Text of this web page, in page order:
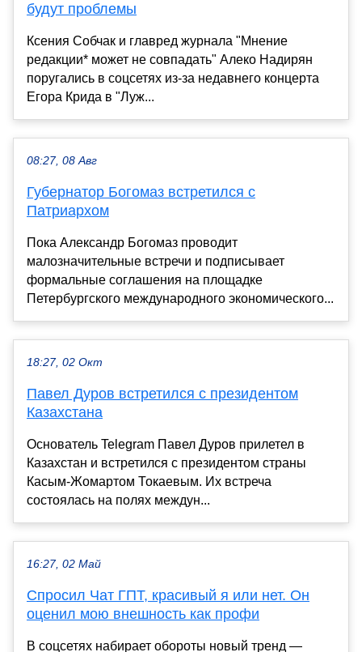
будут проблемы
Ксения Собчак и главред журнала "Мнение
редакции* может не совпадать" Алеко Надирян
поругались в соцсетях из-за недавнего концерта
Егора Крида в "Луж...
08:27, 08 Авг
Губернатор Богомаз встретился с
Патриархом
Пока Александр Богомаз проводит
малозначительные встречи и подписывает
формальные соглашения на площадке
Петербургского международного экономического...
18:27, 02 Окт
Павел Дуров встретился с президентом
Казахстана
Основатель Telegram Павел Дуров прилетел в
Казахстан и встретился с президентом страны
Касым-Жомартом Токаевым. Их встреча
состоялась на полях междун...
16:27, 02 Май
Спросил Чат ГПТ, красивый я или нет. Он
оценил мою внешность как профи
В соцсетях набирает обороты новый тренд —